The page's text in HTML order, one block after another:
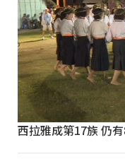
西拉雅成第17族 仍